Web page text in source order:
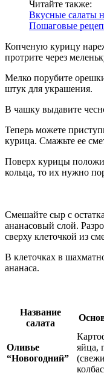
Читайте также:
Вкусные салаты
Пошаговые
Копченую курицу
протрите через
Мелко порубите орешки
штук для украшения.
В чашку выдавите
Теперь можете
курица. Смажьте ее
Поверх курицы
кольца, то их нужно
Смешайте сыр с
ананасовый слой.
сверху клеточкой из
В клеточках в
ананаса.
Название
салата
Оливье
“Новогодний”
яйца,